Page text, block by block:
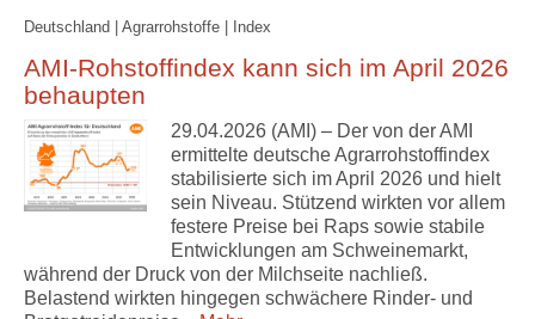
Deutschland | Agrarrohstoffe | Index
AMI-Rohstoffindex kann sich im April 2026
behaupten
29.04.2026 (AMI) – Der von der AMI
ermittelte deutsche Agrarrohstoffindex
stabilisierte sich im April 2026 und hielt
sein Niveau. Stützend wirkten vor allem
festere Preise bei Raps sowie stabile
Entwicklungen am Schweinemarkt,
während der Druck von der Milchseite nachließ.
Belastend wirkten hingegen schwächere Rinder- und